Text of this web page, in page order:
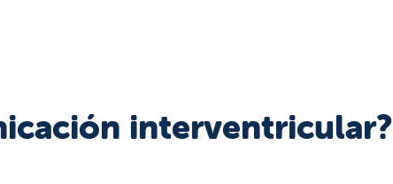
interventricular?